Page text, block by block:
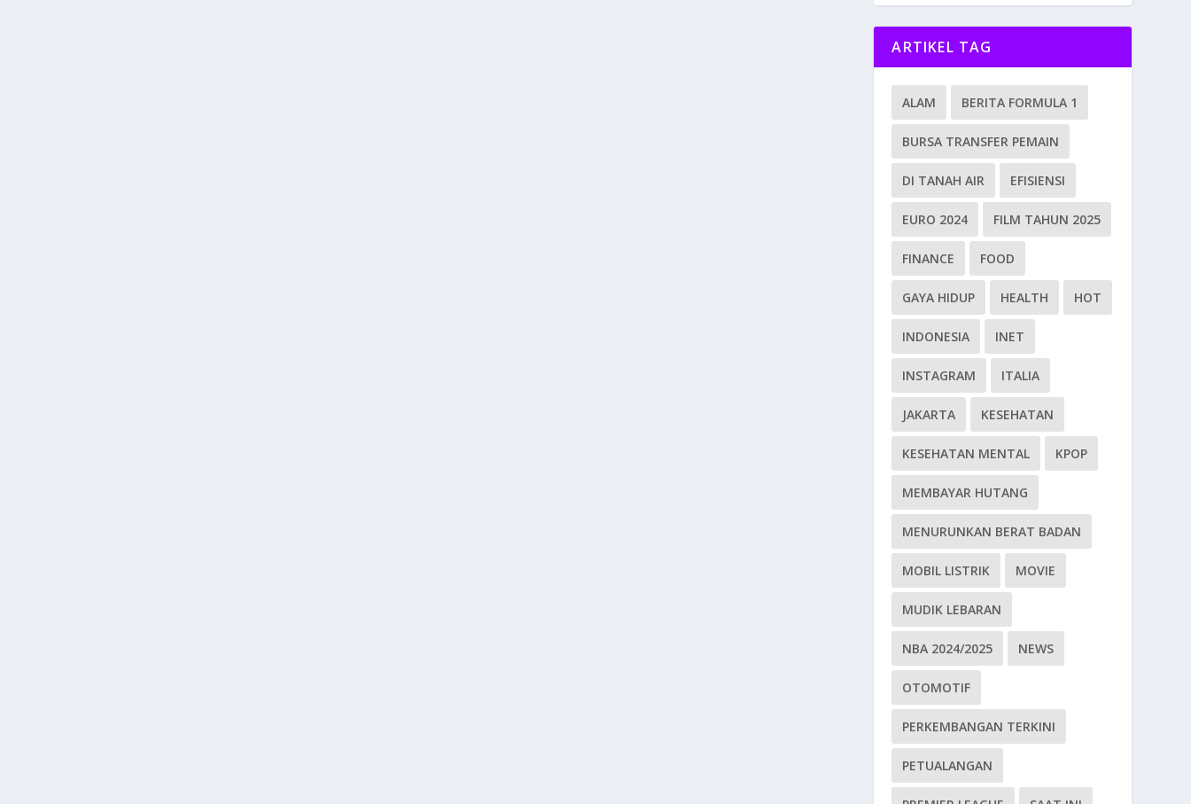
ARTIKEL TAG
ALAM BERITA FORMULA 1
BURSA TRANSFER PEMAIN
DI TANAH AIR EFISIENSI
EURO 2024 FILM TAHUN 2025
FINANCE FOOD
GAYA HIDUP HEALTH HOT
INDONESIA INET
INSTAGRAM ITALIA
JAKARTA KESEHATAN
KESEHATAN MENTAL KPOP
MEMBAYAR HUTANG
MENURUNKAN BERAT BADAN
MOBIL LISTRIK MOVIE
MUDIK LEBARAN
NBA 2024/2025 NEWS
OTOMOTIF
PERKEMBANGAN TERKINI
PETUALANGAN